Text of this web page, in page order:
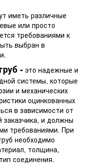
иметь различные
или просто
требованиями к
выбран в
- это надежные и
системы, которые
и механических
оцинкованных
в зависимости от
заказчика, и должны
требованиями. При
необходимо
толщина,
соединения.